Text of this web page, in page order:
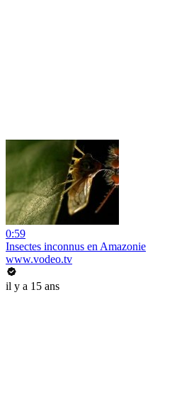
0:59
Insectes inconnus en Amazonie
www.vodeo.tv
il y a 15 ans